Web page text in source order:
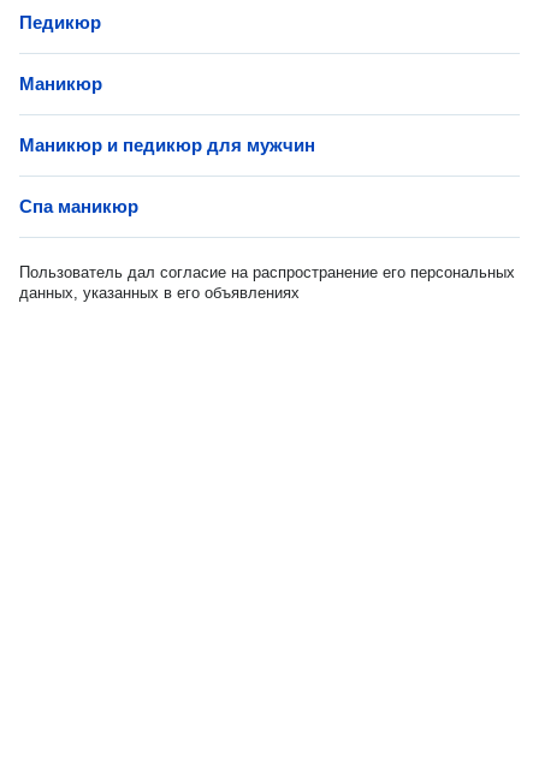
Педикюр
Маникюр
Маникюр и педикюр для мужчин
Спа маникюр
Пользователь дал согласие на распространение его персональных
данных, указанных в его объявлениях